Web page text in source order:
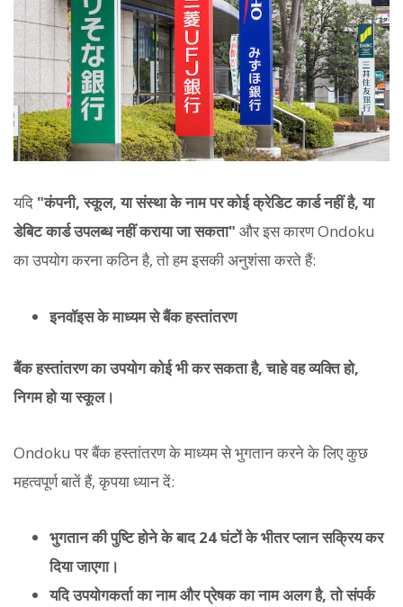
यदि "कंपनी, स्कूल, या संस्था के नाम पर कोई क्रेडिट कार्ड नहीं है, या
डेबिट कार्ड उपलब्ध नहीं कराया जा सकता" और इस कारण Ondoku
का उपयोग करना कठिन है, तो हम इसकी अनुशंसा करते हैं:
इनवॉइस के माध्यम से बैंक हस्तांतरण
बैंक हस्तांतरण का उपयोग कोई भी कर सकता है, चाहे वह व्यक्ति हो,
निगम हो या स्कूल।
Ondoku पर बैंक हस्तांतरण के माध्यम से भुगतान करने के लिए कुछ
महत्वपूर्ण बातें हैं, कृपया ध्यान दें:
भुगतान की पुष्टि होने के बाद 24 घंटों के भीतर प्लान सक्रिय कर
दिया जाएगा।
यदि उपयोगकर्ता का नाम और प्रेषक का नाम अलग है, तो संपर्क